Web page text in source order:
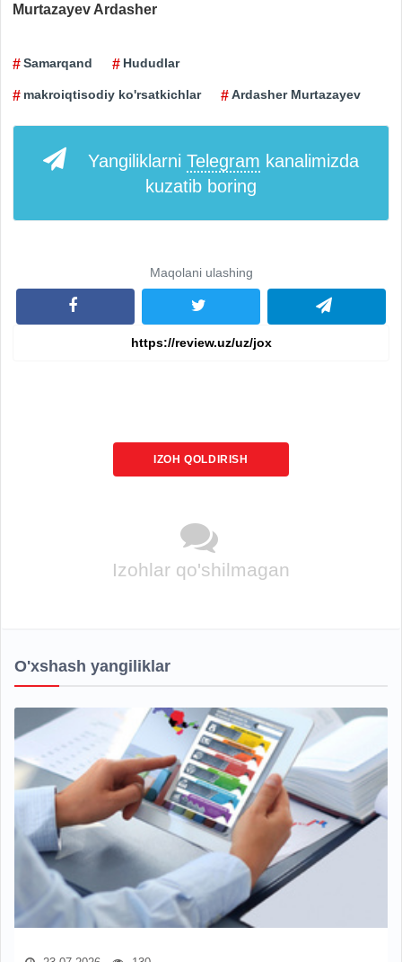
Murtazayev Ardasher
Samarqand Hududlar
makroiqtisodiy ko'rsatkichlar Ardasher Murtazayev
Yangiliklarni Telegram kanalimizda
kuzatib boring
Maqolani ulashing
IZOH QOLDIRISH
Izohlar qo'shilmagan
O'xshash yangiliklar